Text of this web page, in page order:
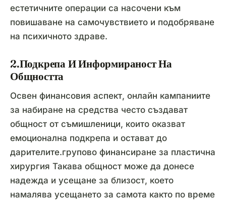
естетичните операции са насочени към
повишаване на самочувствието и подобряване
на психичното здраве.
2.Подкрепа И Информираност На
Общността
Освен финансовия аспект, онлайн кампаниите
за набиране на средства често създават
общност от съмишленици, които оказват
емоционална подкрепа и остават до
дарителите.групово финансиране за пластична
хирургия Такава общност може да донесе
надежда и усещане за близост, което
намалява усещането за самота както по време